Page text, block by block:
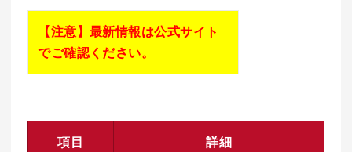
【注意】最新情報は公式サイト
でご確認ください。
項目 詳細